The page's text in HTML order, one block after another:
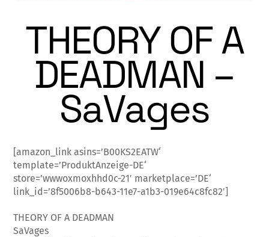
THEORY OF A
DEADMAN –
SaVages
[amazon_link asins=’B00KS2EATW‘
template=’ProduktAnzeige-DE‘
store=’wwwoxmoxhhd0c-21′ marketplace=’DE‘
link_id=’8f5006b8-b643-11e7-a1b3-019e64c8fc82′]
THEORY OF A DEADMAN
SaVages